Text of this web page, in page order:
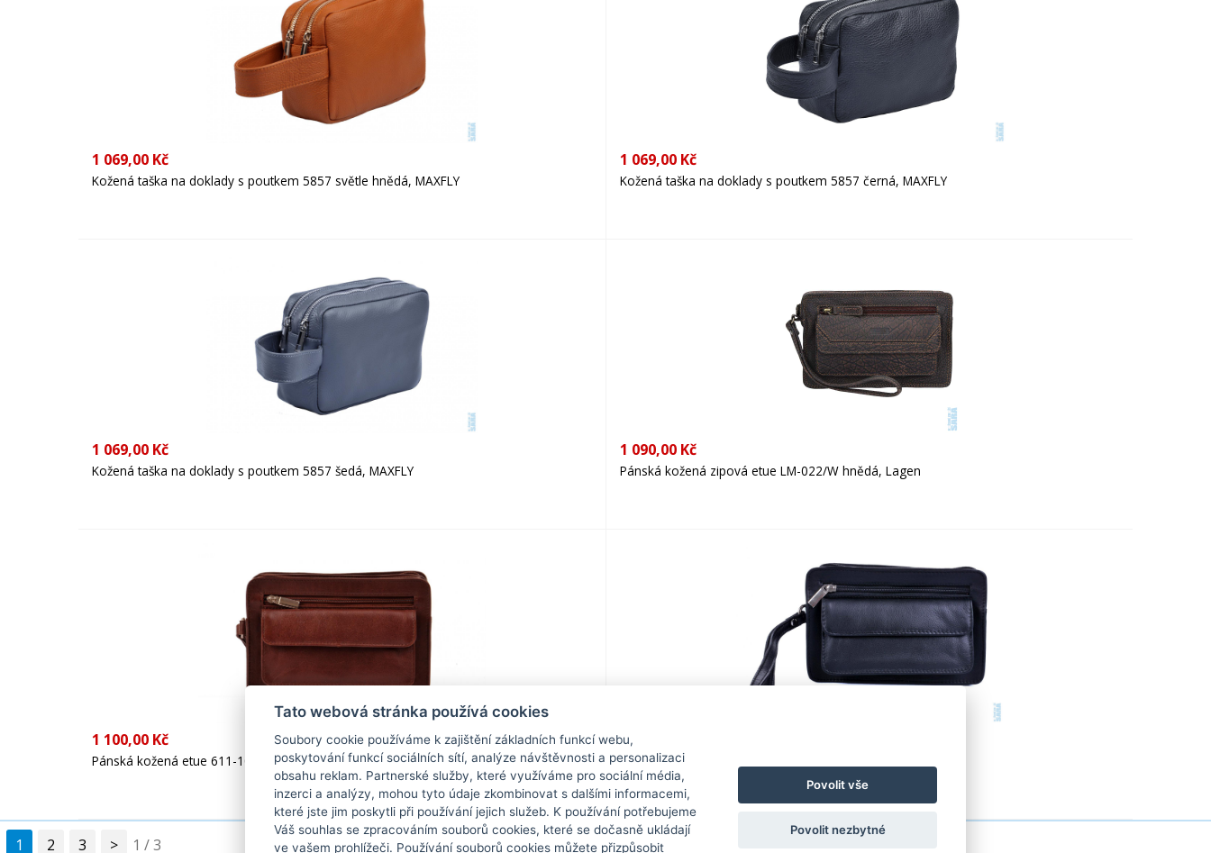
1 069,00 Kč
Kožená taška na doklady s poutkem 5857 světle hnědá, MAXFLY
1 069,00 Kč
Kožená taška na doklady s poutkem 5857 černá, MAXFLY
1 069,00 Kč
Kožená taška na doklady s poutkem 5857 šedá, MAXFLY
1 090,00 Kč
Pánská kožená zipová etue LM-022/W hnědá, Lagen
1 100,00 Kč
Pánská kožená etue 611-1080-40 hnědá, Arwel
1 100,00 Kč
Pánská kožená etue 611-1080-60 černá, Arwel
1 2 3 > 1 / 3
Tato webová stránka používá cookies
Soubory cookie používáme k zajištění základních funkcí webu,
poskytování funkcí sociálních sítí, analýze návštěvnosti a personalizaci
obsahu reklam. Partnerské služby, které využíváme pro sociální média,
inzerci a analýzy, mohou tyto údaje zkombinovat s dalšími informacemi,
které jste jim poskytli při používání jejich služeb. K používání potřebujeme
Váš souhlas se zpracováním souborů cookies, které se dočasně ukládají
ve vašem prohlížeči. Používání souborů cookies můžete přizpůsobit
Povolit vše
Povolit nezbytné